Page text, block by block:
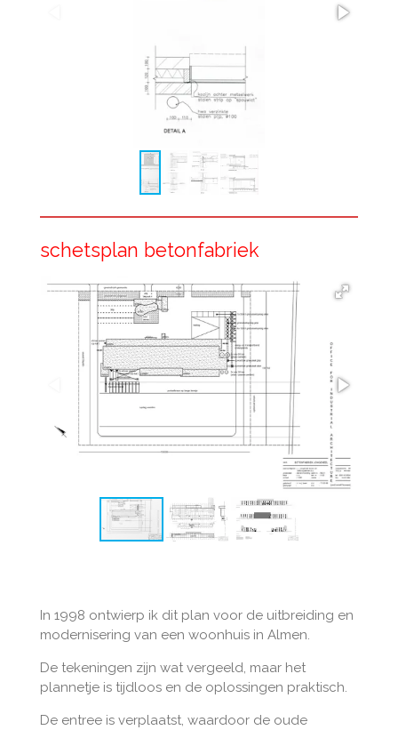
schetsplan betonfabriek
In 1998 ontwierp ik dit plan voor de uitbreiding en
modernisering van een woonhuis in Almen.
De tekeningen zijn wat vergeeld, maar het
plannetje is tijdloos en de oplossingen praktisch.
De entree is verplaatst, waardoor de oude